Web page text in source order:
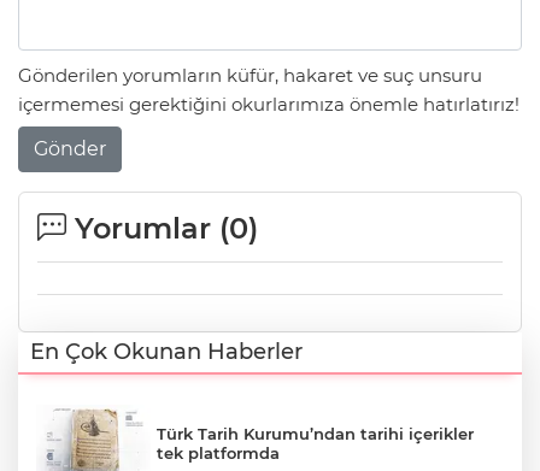
Gönderilen yorumların küfür, hakaret ve suç unsuru
içermemesi gerektiğini okurlarımıza önemle hatırlatırız!
Gönder
Yorumlar (0)
En Çok Okunan Haberler
Türk Tarih Kurumu’ndan tarihi içerikler
tek platformda